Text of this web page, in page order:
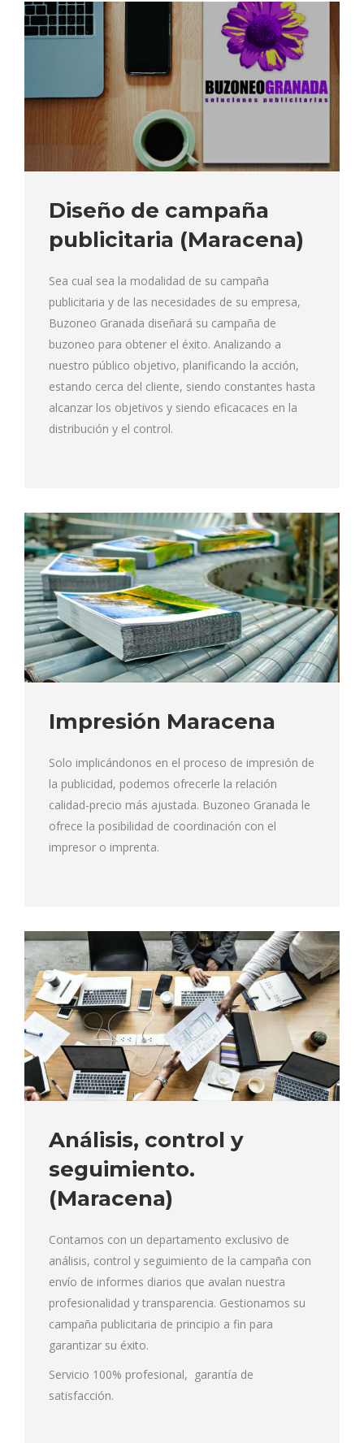
Diseño de campaña
publicitaria (Maracena)
Sea cual sea la modalidad de su campaña
publicitaria y de las necesidades de su empresa,
Buzoneo Granada diseñará su campaña de
buzoneo para obtener el éxito. Analizando a
nuestro público objetivo, planificando la acción,
estando cerca del cliente, siendo constantes hasta
alcanzar los objetivos y siendo eficacaces en la
distribución y el control.
Impresión Maracena
Solo implicándonos en el proceso de impresión de
la publicidad, podemos ofrecerle la relación
calidad-precio más ajustada. Buzoneo Granada le
ofrece la posibilidad de coordinación con el
impresor o imprenta.
Análisis, control y
seguimiento.
(Maracena)
Contamos con un departamento exclusivo de
análisis, control y seguimiento de la campaña con
envío de informes diarios que avalan nuestra
profesionalidad y transparencia. Gestionamos su
campaña publicitaria de principio a fin para
garantizar su éxito.
Servicio 100% profesional, garantía de
satisfacción.